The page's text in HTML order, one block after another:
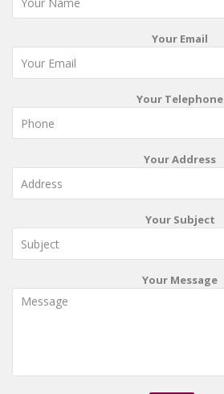
Your Email
Your Telephone
Your Address
Your Subject
Your Message